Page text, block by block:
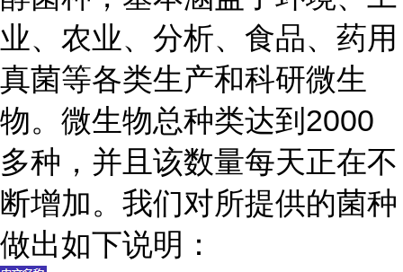
业、农业、分析、食品、药用
真菌等各类生产和科研微生
物。微生物总种类达到2000
多种，并且该数量每天正在不
断增加。我们对所提供的菌种
做出如下说明：